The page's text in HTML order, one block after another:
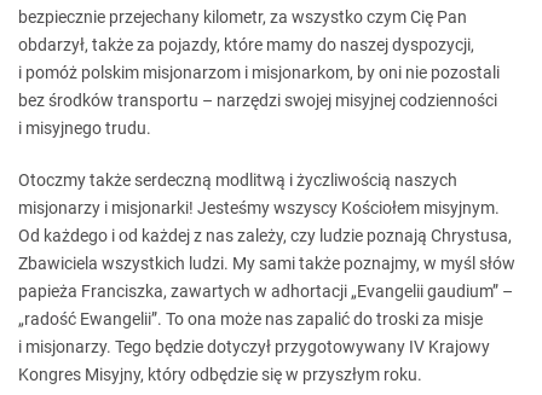
bezpiecznie przejechany kilometr, za wszystko czym Cię Pan
obdarzył, także za pojazdy, które mamy do naszej dyspozycji,
i pomóż polskim misjonarzom i misjonarkom, by oni nie pozostali
bez środków transportu – narzędzi swojej misyjnej codzienności
i misyjnego trudu.
Otoczmy także serdeczną modlitwą i życzliwością naszych
misjonarzy i misjonarki! Jesteśmy wszyscy Kościołem misyjnym.
Od każdego i od każdej z nas zależy, czy ludzie poznają Chrystusa,
Zbawiciela wszystkich ludzi. My sami także poznajmy, w myśl słów
papieża Franciszka, zawartych w adhortacji „Evangelii gaudium” –
„radość Ewangelii”. To ona może nas zapalić do troski za misje
i misjonarzy. Tego będzie dotyczył przygotowywany IV Krajowy
Kongres Misyjny, który odbędzie się w przyszłym roku.